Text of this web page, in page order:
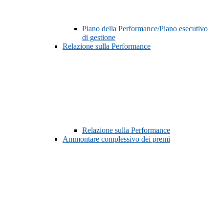
Piano della Performance/Piano esecutivo
di gestione
Relazione sulla Performance
Relazione sulla Performance
Ammontare complessivo dei premi